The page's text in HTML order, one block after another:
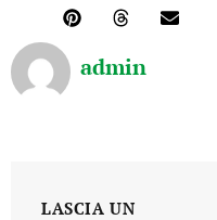
admin
LASCIA UN